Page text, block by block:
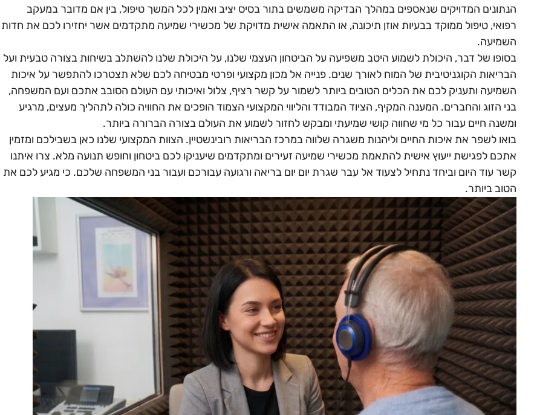
הנתונים המדויקים שנאספים במהלך הבדיקה משמשים בתור בסיס יציב ואמין לכל המשך טיפול, בין אם מדובר במעקב
רפואי, טיפול ממוקד בבעיות אוזן תיכונה, או התאמה אישית מדויקת של מכשירי שמיעה מתקדמים אשר יחזירו לכם את חדות
השמיעה.
בסופו של דבר, היכולת לשמוע היטב משפיעה על הביטחון העצמי שלנו, על היכולת שלנו להשתלב בשיחות בצורה טבעית ועל
הבריאות הקוגניטיבית של המוח לאורך שנים. פנייה אל מכון מקצועי ופרטי מבטיחה לכם שלא תצטרכו להתפשר על איכות
השמיעה ותעניק לכם את הכלים הטובים ביותר לשמור על קשר רציף, צלול ואיכותי עם העולם הסובב אתכם ועם המשפחה,
בני הזוג והחברים. המענה המקיף, הציוד המבודד והליווי המקצועי הצמוד הופכים את החוויה כולה לתהליך מעצים, מרגיע
ומשנה חיים עבור כל מי שחווה קושי שמיעתי ומבקש לחזור לשמוע את העולם בצורה הברורה ביותר.
בואו לשפר את איכות החיים וליהנות משגרה שלווה במרכז הבריאות רובינשטיין. הצוות המקצועי שלנו כאן בשבילכם ומזמין
אתכם לפגישת ייעוץ אישית להתאמת מכשירי שמיעה זעירים ומתקדמים שיעניקו לכם ביטחון וחופש תנועה מלא. צרו איתנו
קשר עוד היום וביחד נתחיל לצעוד אל עבר שגרת יום יום בריאה ורגועה עבורכם ועבור בני המשפחה שלכם. כי מגיע לכם את
הטוב ביותר.